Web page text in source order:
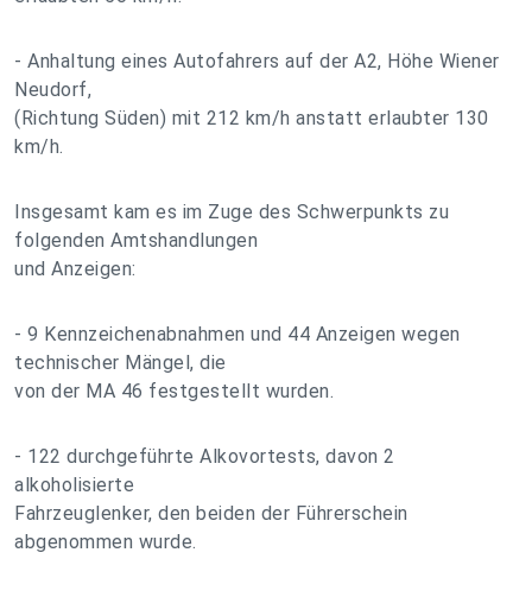
- Anhaltung eines Autofahrers auf der A2, Höhe Wiener
Neudorf,
(Richtung Süden) mit 212 km/h anstatt erlaubter 130
km/h.
Insgesamt kam es im Zuge des Schwerpunkts zu
folgenden Amtshandlungen
und Anzeigen:
- 9 Kennzeichenabnahmen und 44 Anzeigen wegen
technischer Mängel, die
von der MA 46 festgestellt wurden.
- 122 durchgeführte Alkovortests, davon 2
alkoholisierte
Fahrzeuglenker, den beiden der Führerschein
abgenommen wurde.